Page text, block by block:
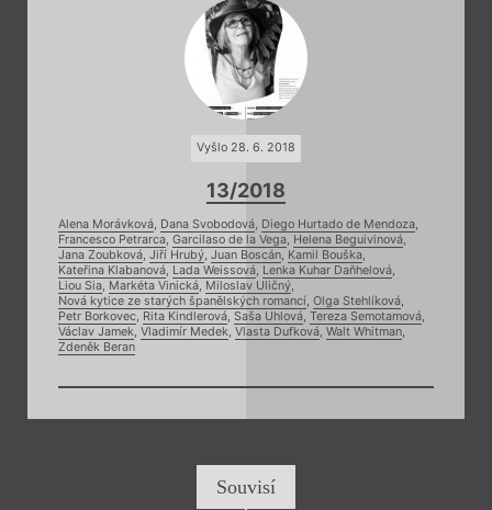
Vyšlo 28. 6. 2018
13/2018
Alena Morávková, Dana Svobodová, Diego Hurtado de Mendoza,
Francesco Petrarca, Garcilaso de la Vega, Helena Beguivinová,
Jana Zoubková, Jiří Hrubý, Juan Boscán, Kamil Bouška,
Kateřina Klabanová, Lada Weissová, Lenka Kuhar Daňhelová,
Liou Sia, Markéta Vinická, Miloslav Uličný,
Nová kytice ze starých španělských romancí, Olga Stehlíková,
Petr Borkovec, Rita Kindlerová, Saša Uhlová, Tereza Semotamová,
Václav Jamek, Vladimír Medek, Vlasta Dufková, Walt Whitman,
Zdeněk Beran
Souvisí